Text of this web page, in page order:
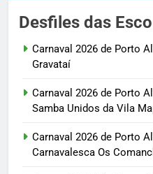
Desfiles das
Carnaval 2026 de Porto
Gravataí
Carnaval 2026 de Porto
Samba Unidos da Vila
Carnaval 2026 de Porto
Carnavalesca Os